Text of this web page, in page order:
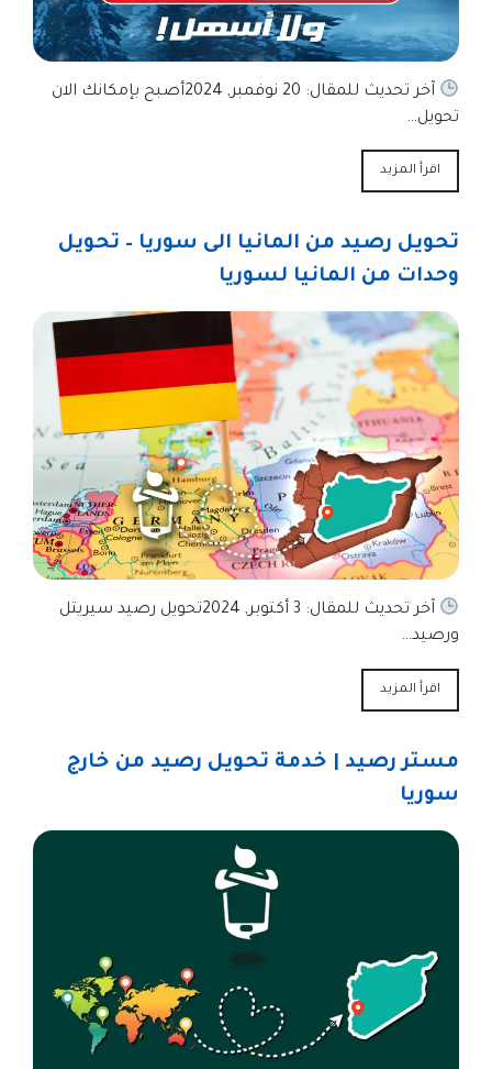
آخر تحديث للمقال: 20 نوفمبر, 2024أصبح بإمكانك الان
تحويل…
اقرأ المزيد
تحويل رصيد من المانيا الى سوريا – تحويل
وحدات من المانيا لسوريا
آخر تحديث للمقال: 3 أكتوبر, 2024تحويل رصيد سيريتل
ورصيد…
اقرأ المزيد
مستر رصيد | خدمة تحويل رصيد من خارج
سوريا